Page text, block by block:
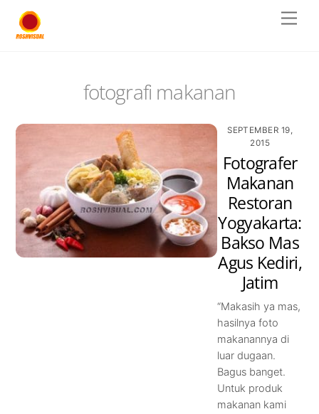
content
fotografi makanan
SEPTEMBER 19,
2015
Fotografer
Makanan
Restoran
Yogyakarta:
Bakso Mas
Agus Kediri,
Jatim
“Makasih ya mas,
hasilnya foto
makanannya di
luar dugaan.
Bagus banget.
Untuk produk
makanan kami